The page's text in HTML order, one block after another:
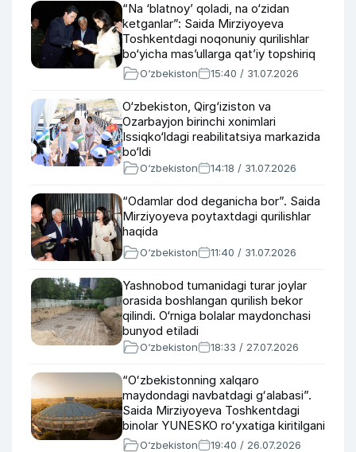
“Na ‘blatnoy’ qoladi, na o‘zidan
ketganlar”: Saida Mirziyoyeva
Toshkentdagi noqonuniy qurilishlar
bo‘yicha mas’ullarga qat’iy topshiriq
berdi (video)
O‘zbekiston 15:40 / 31.07.2026
O‘zbekiston, Qirg‘iziston va
Ozarbayjon birinchi xonimlari
Issiqko‘ldagi reabilitatsiya markazida
bo‘ldi
O‘zbekiston 14:18 / 31.07.2026
“Odamlar dod deganicha bor”. Saida
Mirziyoyeva poytaxtdagi qurilishlar
haqida
O‘zbekiston 11:40 / 31.07.2026
Yashnobod tumanidagi turar joylar
orasida boshlangan qurilish bekor
qilindi. O‘rniga bolalar maydonchasi
bunyod etiladi
O‘zbekiston 18:33 / 27.07.2026
“Oʻzbekistonning xalqaro
maydondagi navbatdagi gʻalabasi”.
Saida Mirziyoyeva Toshkentdagi
binolar YUNESKO roʻyxatiga kiritilgani
haqidaO‘zbekiston 19:40 / 26.07.2026